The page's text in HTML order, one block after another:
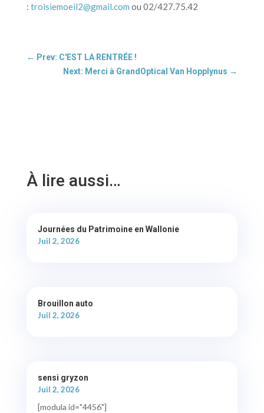
: troisiemoeil2@gmail.com ou 02/427.75.42
← Prev: C'EST LA RENTRÉE !
Next: Merci à GrandOptical Van Hopplynus →
À lire aussi…
Journées du Patrimoine en Wallonie
Juil 2, 2026
Brouillon auto
Juil 2, 2026
sensi gryzon
Juil 2, 2026
[modula id="4456"]